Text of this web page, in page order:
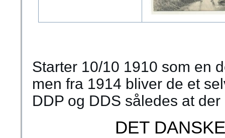
Starter 10/10 1910 som en
men fra 1914 bliver de et
DDP og DDS således at
DET